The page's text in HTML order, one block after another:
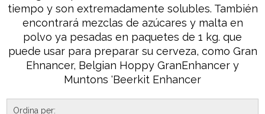
tiempo y son extremadamente solubles. También
encontrará mezclas de azúcares y malta en
polvo ya pesadas en paquetes de 1 kg. que
puede usar para preparar su cerveza, como Gran
Ehnancer, Belgian Hoppy GranEnhancer y
Muntons 'Beerkit Enhancer